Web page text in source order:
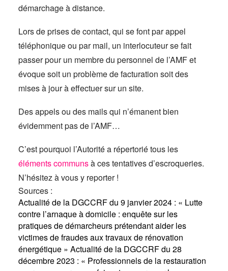
démarchage à distance.
Lors de prises de contact, qui se font par appel
téléphonique ou par mail, un interlocuteur se fait
passer pour un membre du personnel de l’AMF et
évoque soit un problème de facturation soit des
mises à jour à effectuer sur un site.
Des appels ou des mails qui n’émanent bien
évidemment pas de l’AMF…
C’est pourquoi l’Autorité a répertorié tous les
éléments communsà ces tentatives d’escroqueries.
N’hésitez à vous y reporter !
Sources :
Actualité de la DGCCRF du 9 janvier 2024 : « Lutte
contre l’arnaque à domicile : enquête sur les
pratiques de démarcheurs prétendant aider les
victimes de fraudes aux travaux de rénovation
énergétique » Actualité de la DGCCRF du 28
décembre 2023 : « Professionnels de la restauration